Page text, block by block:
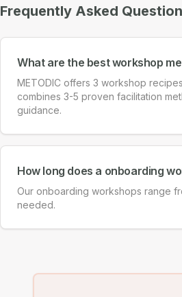
Frequently Asked
What are the best workshop
METODIC offers 3 workshop
combines 3-5 proven facilitation
guidance.
How long does a onboarding
Our onboarding workshops range
needed.